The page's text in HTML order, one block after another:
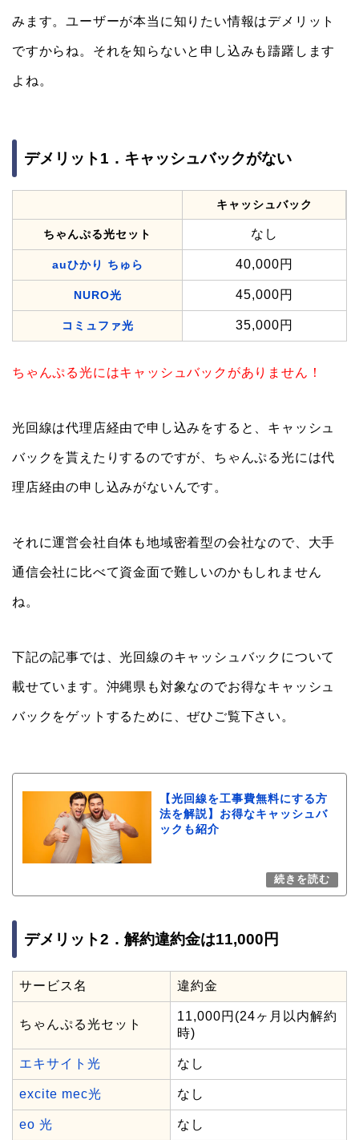
みます。ユーザーが本当に知りたい情報はデメリット
ですからね。それを知らないと申し込みも躊躇します
よね。
デメリット1．キャッシュバックがない
キャッシュバック
ちゃんぷる光セット なし
auひかり ちゅら 40,000円
NURO光 45,000円
コミュファ光 35,000円
ちゃんぷる光にはキャッシュバックがありません！
光回線は代理店経由で申し込みをすると、キャッシュ
バックを貰えたりするのですが、ちゃんぷる光には代
理店経由の申し込みがないんです。
それに運営会社自体も地域密着型の会社なので、大手
通信会社に比べて資金面で難しいのかもしれません
ね。
下記の記事では、光回線のキャッシュバックについて
載せています。沖縄県も対象なのでお得なキャッシュ
バックをゲットするために、ぜひご覧下さい。
【光回線を工事費無料にする方
法を解説】お得なキャッシュバ
ックも紹介
デメリット2．解約違約金は11,000円
サービス名 違約金
ちゃんぷる光セット
11,000円(24ヶ月以内解約
時)
エキサイト光 なし
excite mec光 なし
eo 光 なし